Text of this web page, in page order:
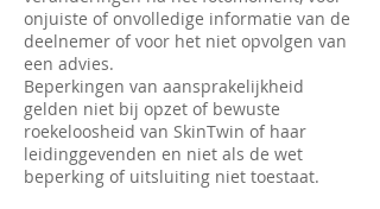
onjuiste of onvolledige informatie van de
deelnemer of voor het niet opvolgen van
een advies.
Beperkingen van aansprakelijkheid
gelden niet bij opzet of bewuste
roekeloosheid van SkinTwin of haar
leidinggevenden en niet als de wet
beperking of uitsluiting niet toestaat.